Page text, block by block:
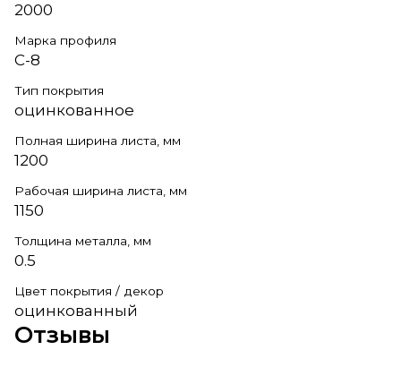
2000
Марка профиля
С-8
Тип покрытия
оцинкованное
Полная ширина листа, мм
1200
Рабочая ширина листа, мм
1150
Толщина металла, мм
0.5
Цвет покрытия / декор
оцинкованный
Отзывы